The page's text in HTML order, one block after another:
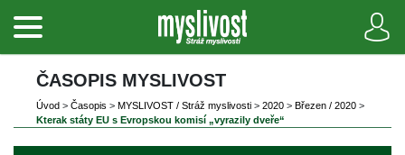
ČASOPIS MYSLIVOST
Úvod > Časopi > MYSLIVOST / Stráž myslivosti > 2020 > Březen / 2020 >
Kterak státy EU s Evropskou komisí „vyrazily dveře“